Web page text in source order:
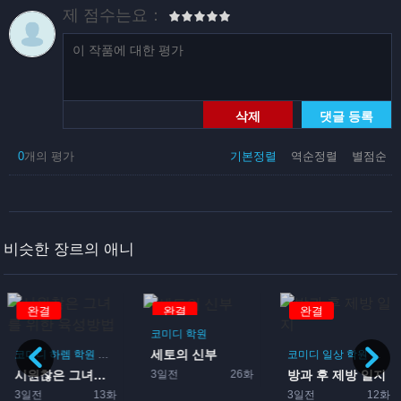
제 점수는요：
삭제 댓글 등록
기본정렬 역순정렬 별점순
0개의 평가
비슷한 장르의 애니
임
완결
코미디 하렘 학원 로맨스 게임
시원찮은 그녀를 위한 육성방...
3일전 13화
완결
코미디 학원
세토의 신부
3일전 26화
완결
코미디 일상 학원 드라
방과 후 제방 일지
3일전 12화